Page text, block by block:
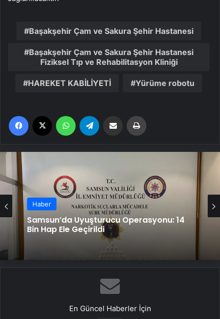
Başakşehir Çam ve Sakura Şehir Hastanesi
Başakşehir Çam ve Sakura Şehir Hastanesi
Fiziksel Tıp ve Rehabilitasyon Kliniği
HAREKET KABİLİYETİ Yürüme robotu
Facebook WhatsApp Email'den paylaş
Haber
Samsun’da Uyuşturucu Operasyonu: 14
Bin Hap Ele Geçirildi
En Güncel Haberler İçin